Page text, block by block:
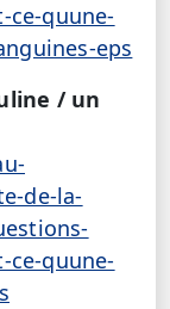
ce-quune-
eps
/ un
de-la-
ce-quune-